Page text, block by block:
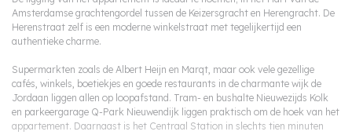
Amsterdamse grachtengordel tussen de Keizersgracht en Herengracht. De
Herenstraat zelf is een moderne winkelstraat met tegelijkertijd een
authentieke charme.
Supermarkten zoals de Albert Heijn en Marqt, maar ook vele gezellige
cafés, winkels, boetiekjes en goede restaurants in de charmante wijk de
Jordaan liggen allen op loopafstand. Tram- en bushalte Nieuwezijds Kolk
en parkeergarage Q-Park Nieuwendijk liggen praktisch om de hoek van het
appartement. Daarnaast is het Centraal Station in slechts tien minuten